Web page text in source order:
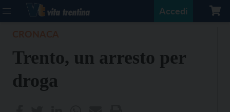
Accedi
Trento, un arresto per
droga